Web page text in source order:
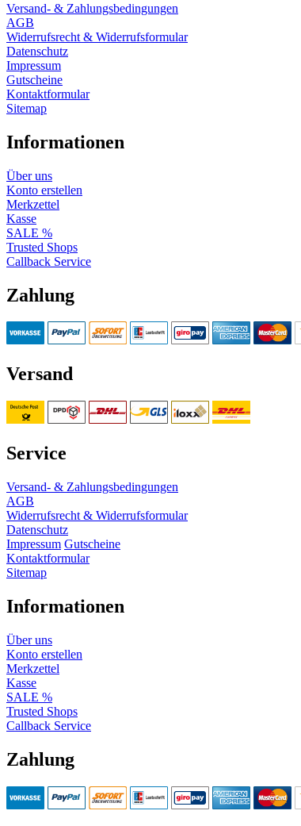
Versand- & Zahlungsbedingungen
AGB
Widerrufsrecht & Widerrufsformular
Datenschutz
Impressum
Gutscheine
Kontaktformular
Sitemap
Informationen
Über uns
Konto erstellen
Merkzettel
Kasse
SALE %
Trusted Shops
Callback Service
Zahlung
Versand
Service
Versand- & Zahlungsbedingungen
AGB
Widerrufsrecht & Widerrufsformular
Datenschutz
Impressum Gutscheine
Kontaktformular
Sitemap
Informationen
Über uns
Konto erstellen
Merkzettel
Kasse
SALE %
Trusted Shops
Callback Service
Zahlung